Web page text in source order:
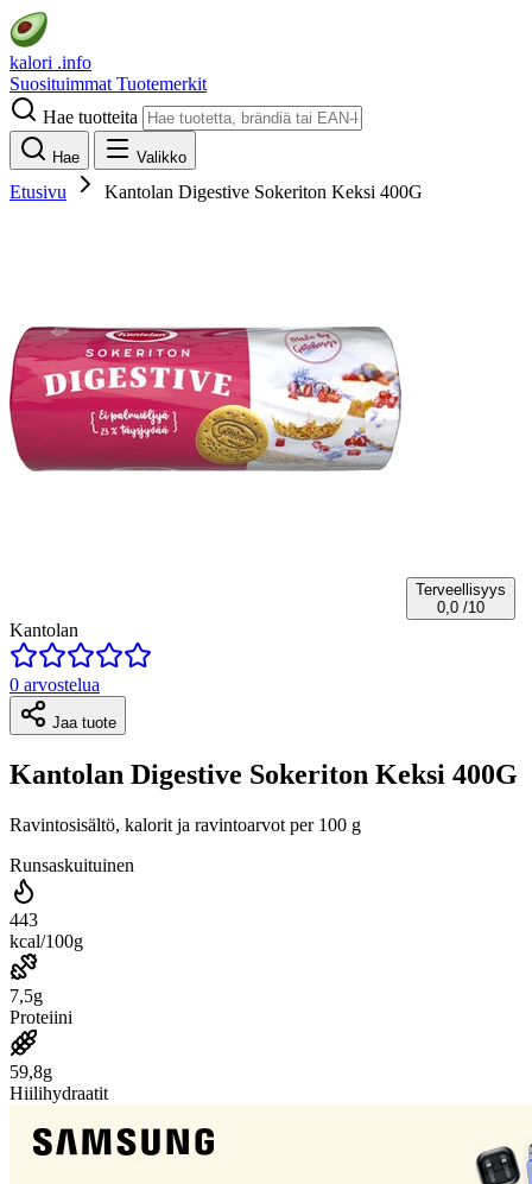
kalori .info
Suosituimmat Tuotemerkit
Hae tuotteita
Hae Valikko
Etusivu Kantolan Digestive Sokeriton Keksi 400G
Terveellisyys
0,0 /10
Kantolan
0 arvostelua
Jaa tuote
Kantolan Digestive Sokeriton Keksi 400G
Ravintosisältö, kalorit ja ravintoarvot per 100 g
Runsaskuituinen
443
kcal/100g
7,5g
Proteiini
59,8g
Hiilihydraatit